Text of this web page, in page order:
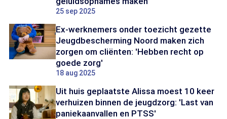
25 sep 2025
Ex-werknemers onder toezicht gezette
Jeugdbescherming Noord maken zich
zorgen om cliënten: 'Hebben recht op
goede zorg'
18 aug 2025
Uit huis geplaatste Alissa moest 10 keer
verhuizen binnen de jeugdzorg: 'Last van
paniekaanvallen en PTSS'